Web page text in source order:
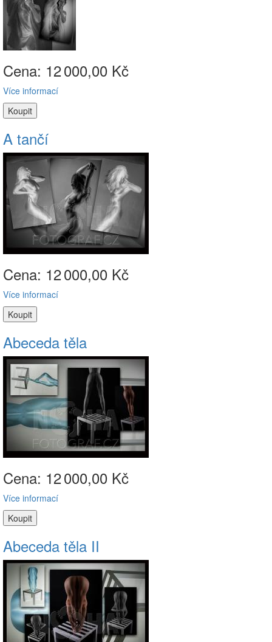
Cena: 12000,00 Kč
Více informací
A tančí
Cena: 12000,00 Kč
Více informací
Abeceda těla
Cena: 12000,00 Kč
Více informací
Abeceda těla II